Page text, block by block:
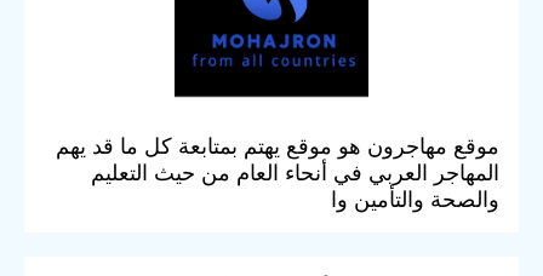
موقع مهاجرون هو موقع يهتم بمتابعة كل ما قد يهم
المهاجر العربي في أنحاء العام من حيث التعليم
والصحة والتأمين وا